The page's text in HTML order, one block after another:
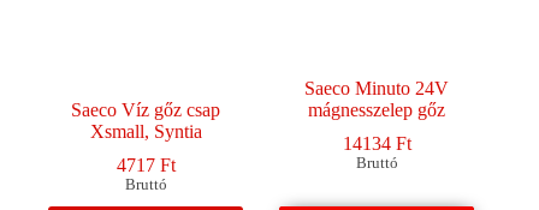
Saeco Víz gőz csap
Xsmall, Syntia
4717 Ft
Bruttó
Saeco Minuto 24V
mágnesszelep gőz
14134 Ft
Bruttó